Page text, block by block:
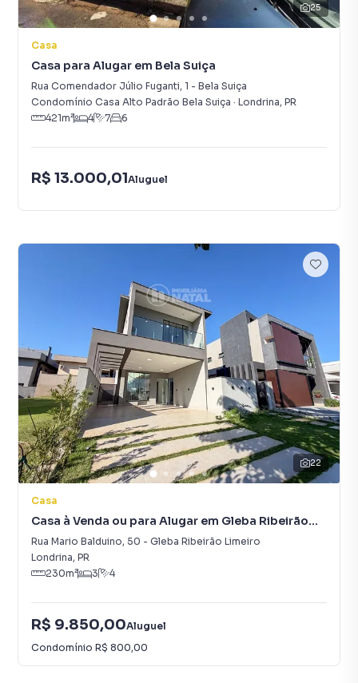
25
Casa
Casa para Alugar em Bela Suiça
Rua Comendador Júlio Fuganti, 1 - Bela Suiça
Condomínio Casa Alto Padrão Bela Suiça · Londrina, PR
421m² 4 7 6
R$ 13.000,01Aluguel
22
Casa
Casa à Venda ou para Alugar em Gleba Ribeirão
Limeiro
Rua Mario Balduino, 50 - Gleba Ribeirão Limeiro
Londrina, PR
230m² 3 4
R$ 9.850,00Aluguel
Condomínio R$ 800,00